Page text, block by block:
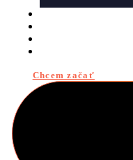
Chcem začať